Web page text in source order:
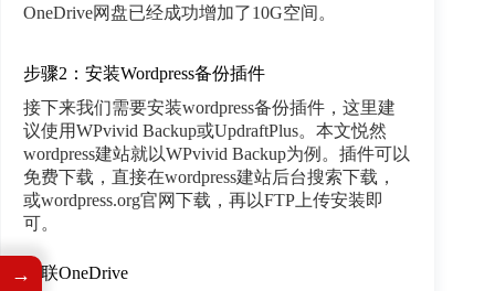
OneDrive网盘已经成功增加了10G空间。
步骤2：安装Wordpress备份插件
接下来我们需要安装wordpress备份插件，这里建
议使用WPvivid Backup或UpdraftPlus。本文悦然
wordpress建站就以WPvivid Backup为例。插件可以
免费下载，直接在wordpress建站后台搜索下载，
或wordpress.org官网下载，再以FTP上传安装即
可。
关联OneDrive
→